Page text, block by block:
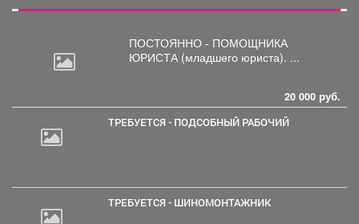
ПОСТОЯННО - ПОМОЩНИКА
ЮРИСТА
(младшего юриста). ...
20 000 руб.
ТРЕБУЕТСЯ - ПОДСОБНЫЙ РАБОЧИЙ
ТРЕБУЕТСЯ - ШИНОМОНТАЖНИК